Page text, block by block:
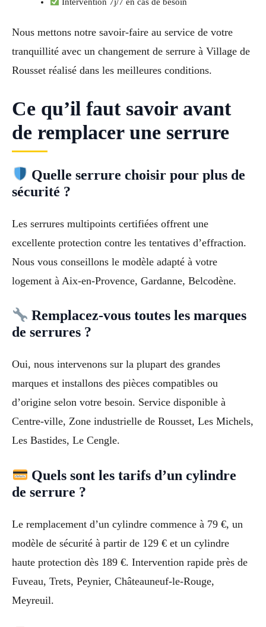
Nous mettons notre savoir-faire au service de votre
tranquillité avec un changement de serrure à Village de
Rousset réalisé dans les meilleures conditions.
Ce qu’il faut savoir avant
de remplacer une serrure
Quelle serrure choisir pour plus de
sécurité ?
Les serrures multipoints certifiées offrent une
excellente protection contre les tentatives d’effraction.
Nous vous conseillons le modèle adapté à votre
logement à Aix-en-Provence, Gardanne, Belcodène.
Remplacez-vous toutes les marques
de serrures ?
Oui, nous intervenons sur la plupart des grandes
marques et installons des pièces compatibles ou
d’origine selon votre besoin. Service disponible à
Centre-ville, Zone industrielle de Rousset, Les Michels,
Les Bastides, Le Cengle.
Quels sont les tarifs d’un cylindre
de serrure ?
Le remplacement d’un cylindre commence à 79 €, un
modèle de sécurité à partir de 129 € et un cylindre
haute protection dès 189 €. Intervention rapide près de
Fuveau, Trets, Peynier, Châteauneuf-le-Rouge,
Meyreuil.